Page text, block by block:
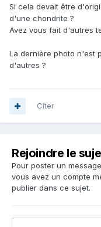
Si cela devait être
d'une chondrite ?
Avez vous fait d'autres
La dernière photo n'est
d'autres ?
Citer
Rejoindre le
Pour poster un
vous avez un compte
publier dans ce sujet.